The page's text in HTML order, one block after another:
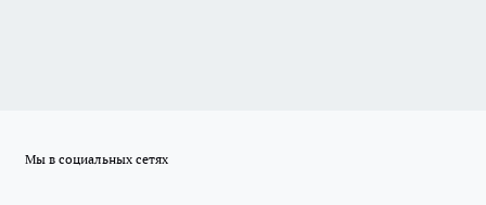
Мы в социальных сетях